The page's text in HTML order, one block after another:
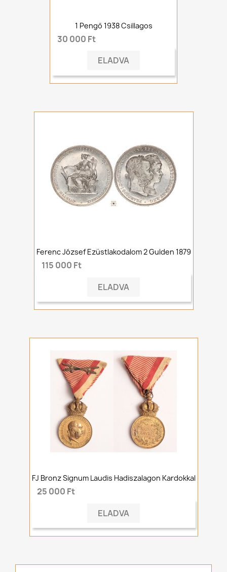
1 Pengő 1938 Csillagos
30 000 Ft
ELADVA
Ferenc József Ezüstlakodalom 2 Gulden 1879
115 000 Ft
ELADVA
FJ Bronz Signum Laudis Hadiszalagon Kardokkal
25 000 Ft
ELADVA